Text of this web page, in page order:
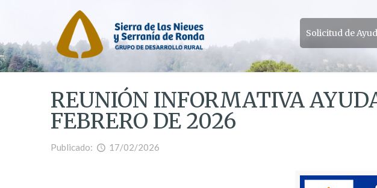
Solicitud de
REUNIÓN INFORMATIVA
FEBRERO DE 2026
Publicado: 17/02/2026